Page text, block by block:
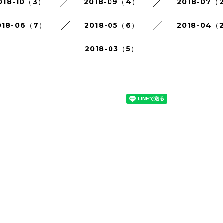
10（3） 2018-09（4） 2018-07（2
06（7） 2018-05（6） 2018-04（2
2018-03（5）